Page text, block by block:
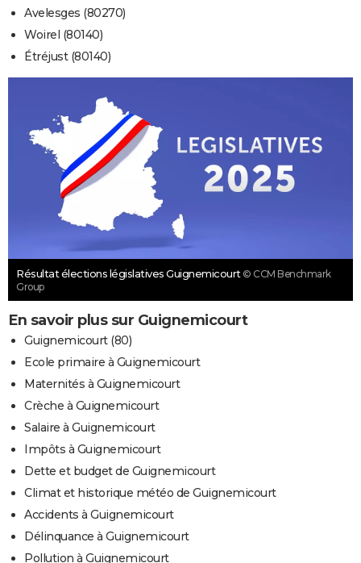
Avelesges (80270)
Woirel (80140)
Étréjust (80140)
Résultat élections législatives Guignemicourt © CCM Benchmark
Group
En savoir plus sur Guignemicourt
Guignemicourt (80)
Ecole primaire à Guignemicourt
Maternités à Guignemicourt
Crèche à Guignemicourt
Salaire à Guignemicourt
Impôts à Guignemicourt
Dette et budget de Guignemicourt
Climat et historique météo de Guignemicourt
Accidents à Guignemicourt
Délinquance à Guignemicourt
Pollution à Guignemicourt